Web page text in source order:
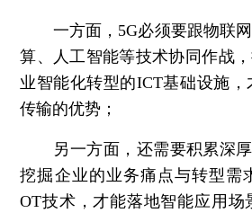
一方面，5G必须要跟物联网
算、人工智能等技术协同作战
业智能化转型的ICT基础设施，
传输的优势；
另一方面，还需要积累深厚
挖掘企业的业务痛点与转型需
OT技术，才能落地智能应用场